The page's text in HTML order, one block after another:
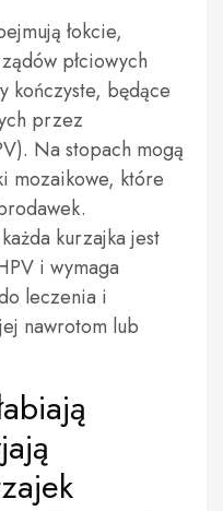
łokcie,
płciowych
kończyste, będące
przez
Na stopach mogą
mozaikowe, które
kurzajka jest
i wymaga
leczenia i
nawrotom lub